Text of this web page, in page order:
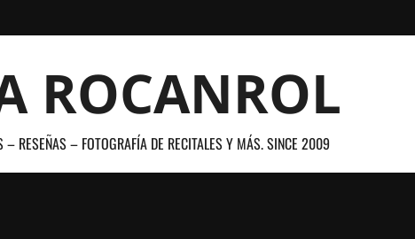
ROCANROL
RESEÑAS – FOTOGRAFÍA DE RECITALES Y MÁS. SINCE 2009